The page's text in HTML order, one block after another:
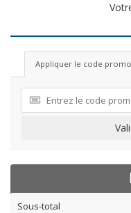
Appliquer le code
Sous-total